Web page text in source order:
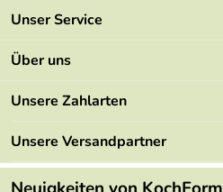
Unser Service
Kontakt
Mehrwertsteuerfrei
Retourenportal
FAQs
Über uns
Marken
Angebote
Made in Germany
Unsere Zahlarten
Unsere Versandpartner